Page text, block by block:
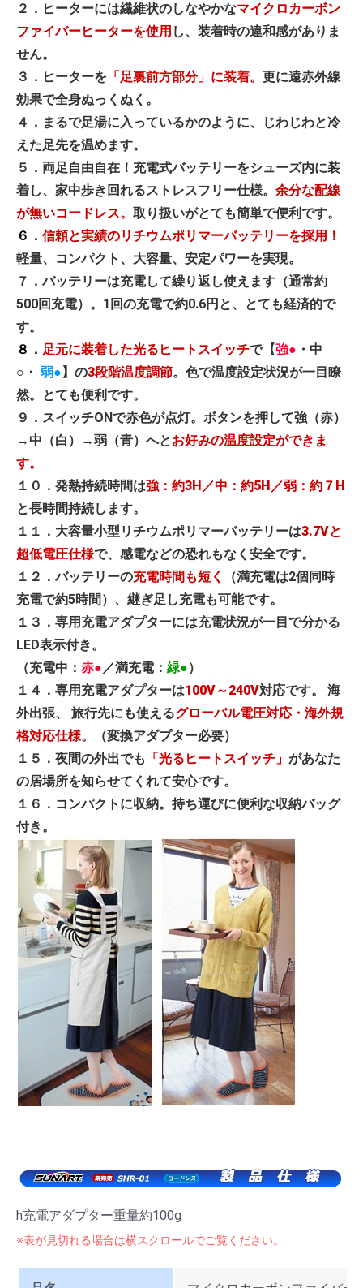
２．ヒーターには繊維状のしなやかなマイクロカーボン
ファイバーヒーターを使用 し、装着時の違和感がありま
せん。
３．ヒーターを 「足裏前方部分」に装着。 更に遠赤外線
効果で全身ぬっくぬく。
４．まるで足湯に入っているかのように、じわじわと冷
えた足先を温めます。
５．両足自由自在！充電式バッテリーをシューズ内に装
着し、家中歩き回れるストレスフリー仕様。 余分な配線
が無いコードレス。 取り扱いがとても簡単で便利です。
６． 信頼と実績のリチウムポリマーバッテリーを採用！
軽量、コンパクト、大容量、安定パワーを実現。
７．バッテリーは充電して繰り返し使えます（通常約
500回充電）。1回の充電で約0.6円と、とても経済的で
す。
８． 足元に装着した光るヒートスイッチで【強● ・中
○・ 弱●】の3段階温度調節。色で温度設定状況が一目瞭
然。とても便利です。
９． スイッチONで赤色が点灯。ボタンを押して強（赤）
→中（白）→弱（青）へとお好みの温度設定ができま
す。
１０．発熱持続時間は強：約3H／中：約5H／弱：約７H
と長時間持続します。
１１．大容量小型リチウムポリマーバッテリーは3.7Vと
超低電圧仕様で、感電などの恐れもなく安全です。
１２．バッテリーの充電時間も短く
（満充電は2個同時
充電で約5時間）、継ぎ足し充電も可能です。
１３．専用充電アダプターには充電状況が一目で分かる
LED表示付き。
（充電中： 赤● ／満充電： 緑●）
１４．専用充電アダプターは100V～240V対応です。 海
外出張、 旅行先にも使えるグローバル電圧対応・海外規
格対応仕様。（変換アダプター必要）
１５．夜間の外出でも 「光るヒートスイッチ」 があなた
の居場所を知らせてくれて安心です。
１６．コンパクトに収納。持ち運びに便利な収納バッグ
付き。
h充電アダプター重量約100g